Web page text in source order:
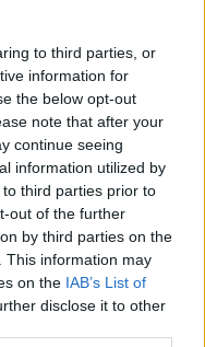
to third parties, or
information for
the below opt-out
note that after your
continue seeing
information utilized by
third parties prior to
out of the further
by third parties on the
This information may
on the IAB’s List of
disclose it to other
en mi
sin ninguna razón
por todo y no
tenista aussiecon